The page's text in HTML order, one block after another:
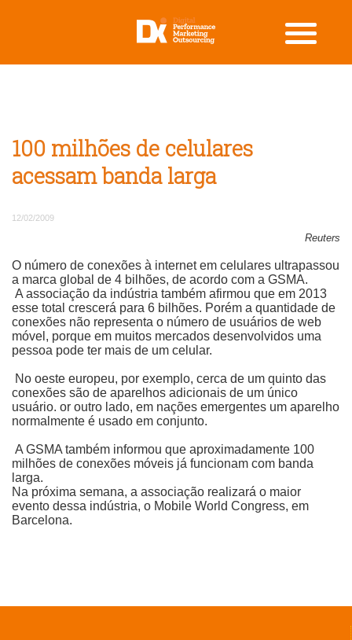
100 milhões de celulares
acessam banda larga
12/02/2009
Reuters
O número de conexões à internet em celulares ultrapassou
a marca global de 4 bilhões, de acordo com a GSMA.
A associação da indústria também afirmou que em 2013
esse total crescerá para 6 bilhões. Porém a quantidade de
conexões não representa o número de usuários de web
móvel, porque em muitos mercados desenvolvidos uma
pessoa pode ter mais de um celular.
No oeste europeu, por exemplo, cerca de um quinto das
conexões são de aparelhos adicionais de um único
usuário. or outro lado, em nações emergentes um aparelho
normalmente é usado em conjunto.
A GSMA também informou que aproximadamente 100
milhões de conexões móveis já funcionam com banda
larga.
Na próxima semana, a associação realizará o maior
evento dessa indústria, o Mobile World Congress, em
Barcelona.